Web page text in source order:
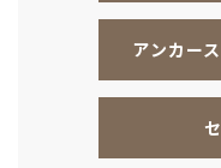
アンカー